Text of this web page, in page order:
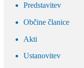
Predstavitev
Občine članice
Akti
Ustanovitev